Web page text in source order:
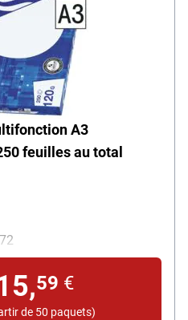
A3
feuilles au total
feuille(s)
59 €
de 50 paquets)